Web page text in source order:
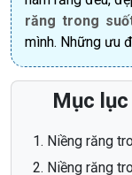
răng trong
mình. Những ưu
Mục
Niềng răng
Niềng răng